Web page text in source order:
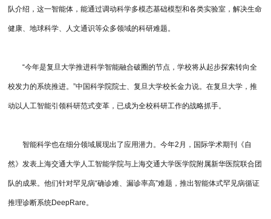
队介绍，这一智能体，能通过调动科学多模态基础模型和各类实验室，解决生命
健康、地球科学、人文通识等众多领域的科研难题。
“今年是复旦大学推进科学智能融合破圈的节点，学校将从起步探索转向全
校发力的系统推进。”中国科学院院士、复旦大学校长金力说。在复旦大学，推
动以人工智能引领科研范式变革，已成为全校科研工作的战略抓手。
智能科学也在细分领域展现出了应用潜力。今年2月，国际学术期刊《自
然》发表上海交通大学人工智能学院与上海交通大学医学院附属新华医院联合团
队的成果。他们针对罕见病“确诊难、漏诊率高”难题，推出智能体式罕见病循证
推理诊断系统DeepRare。